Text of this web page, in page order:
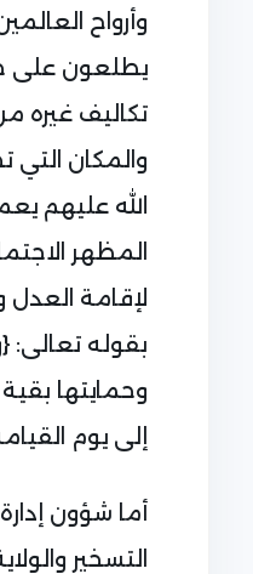
وأرواح
يطلعون على
تكاليف غيره
والمكان التي
الله عليهم
المظهر
لإقامة العدل
بقوله تعالى:
وحمايتها
إلى يوم
أما شؤون
التسخير